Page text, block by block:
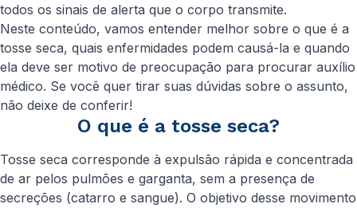
todos os sinais de alerta que o corpo transmite.
Neste conteúdo, vamos entender melhor sobre o que é a
tosse seca, quais enfermidades podem causá-la e quando
ela deve ser motivo de preocupação para procurar auxílio
médico. Se você quer tirar suas dúvidas sobre o assunto,
não deixe de conferir!
O que é a tosse seca?
Tosse seca corresponde à expulsão rápida e concentrada
de ar pelos pulmões e garganta, sem a presença de
secreções (catarro e sangue). O objetivo desse movimento